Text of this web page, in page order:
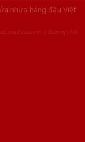
nhựa hàng đầu Việt
| Đơn vị chủ